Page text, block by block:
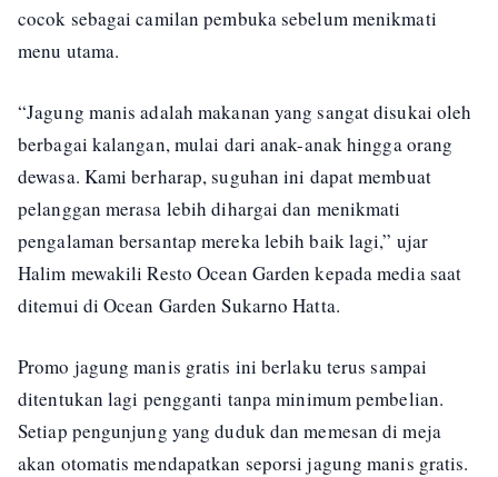
cocok sebagai camilan pembuka sebelum menikmati
menu utama.
“Jagung manis adalah makanan yang sangat disukai oleh
berbagai kalangan, mulai dari anak-anak hingga orang
dewasa. Kami berharap, suguhan ini dapat membuat
pelanggan merasa lebih dihargai dan menikmati
pengalaman bersantap mereka lebih baik lagi,” ujar
Halim mewakili Resto Ocean Garden kepada media saat
ditemui di Ocean Garden Sukarno Hatta.
Promo jagung manis gratis ini berlaku terus sampai
ditentukan lagi pengganti tanpa minimum pembelian.
Setiap pengunjung yang duduk dan memesan di meja
akan otomatis mendapatkan seporsi jagung manis gratis.